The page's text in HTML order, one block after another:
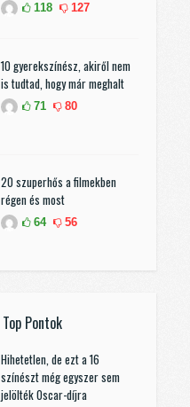
118 127
10 gyerekszínész, akiről nem
is tudtad, hogy már meghalt
71 80
20 szuperhős a filmekben
régen és most
64 56
Top Pontok
Hihetetlen, de ezt a 16
színészt még egyszer sem
jelölték Oscar-díjra